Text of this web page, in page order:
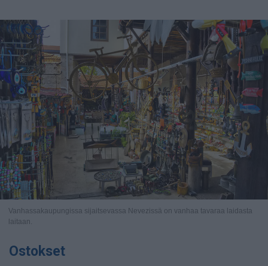
Vanhassakaupungissa sijaitsevassa Nevezissä on vanhaa tavaraa laidasta
laitaan.
Ostokset